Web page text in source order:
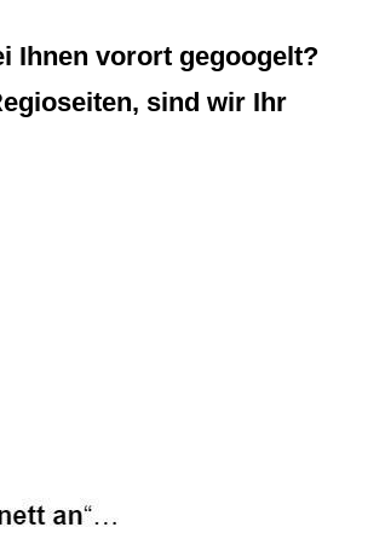
Ihnen vorort gegoogelt?
sind wir Ihr